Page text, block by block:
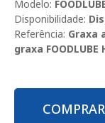
Modelo:
Disponibilidade:
Referência: Graxa
graxa
COMPRAR